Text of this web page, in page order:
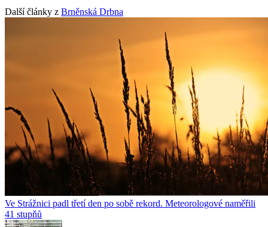
Další články z Brněnská Drbna
Ve Strážnici padl třetí den po sobě rekord. Meteorologové naměřili
41 stupňů